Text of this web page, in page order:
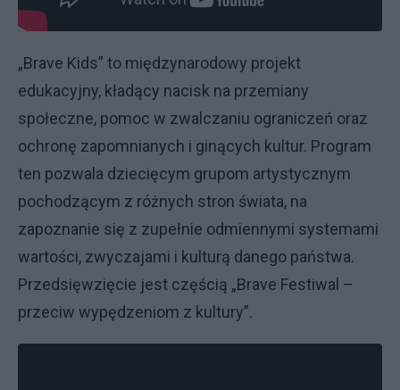
„Brave Kids” to międzynarodowy projekt
edukacyjny, kładący nacisk na przemiany
społeczne, pomoc w zwalczaniu ograniczeń oraz
ochronę zapomnianych i ginących kultur. Program
ten pozwala dziecięcym grupom artystycznym
pochodzącym z różnych stron świata, na
zapoznanie się z zupełnie odmiennymi systemami
wartości, zwyczajami i kulturą danego państwa.
Przedsięwzięcie jest częścią „Brave Festiwal –
przeciw wypędzeniom z kultury”.